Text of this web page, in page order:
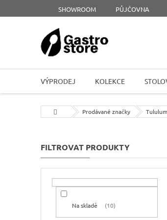
SHOWROOM PŮJČOVNA
VÝPRODEJ KOLEKCE
Domů Prodávané značky Tululum
o
s
t
Na skladě 10